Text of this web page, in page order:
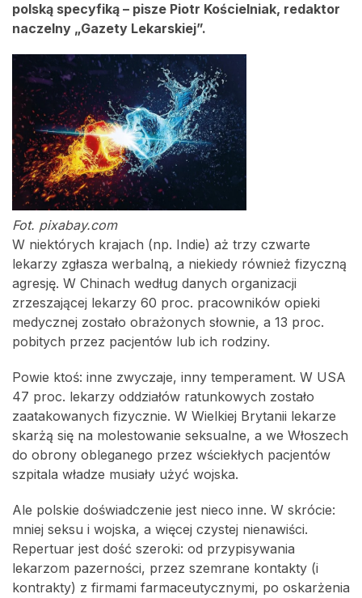
polską specyfiką – pisze Piotr Kościelniak, redaktor
naczelny „Gazety Lekarskiej”.
Fot. pixabay.com
W niektórych krajach (np. Indie) aż trzy czwarte
lekarzy zgłasza werbalną, a niekiedy również fizyczną
agresję. W Chinach według danych organizacji
zrzeszającej lekarzy 60 proc. pracowników opieki
medycznej zostało obrażonych słownie, a 13 proc.
pobitych przez pacjentów lub ich rodziny.
Powie ktoś: inne zwyczaje, inny temperament. W USA
47 proc. lekarzy oddziałów ratunkowych zostało
zaatakowanych fizycznie. W Wielkiej Brytanii lekarze
skarżą się na molestowanie seksualne, a we Włoszech
do obrony obleganego przez wściekłych pacjentów
szpitala władze musiały użyć wojska.
Ale polskie doświadczenie jest nieco inne. W skrócie:
mniej seksu i wojska, a więcej czystej nienawiści.
Repertuar jest dość szeroki: od przypisywania
lekarzom pazerności, przez szemrane kontakty (i
kontrakty) z firmami farmaceutycznymi, po oskarżenia